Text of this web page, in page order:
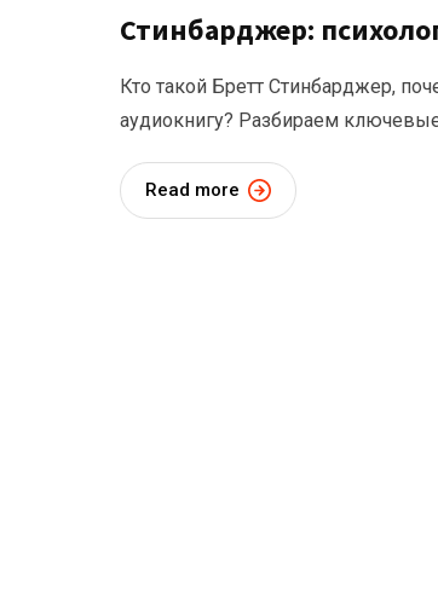
Стинбарджер:
Кто такой Бретт Стинбарджер,
аудиокнигу? Разбираем
Read more